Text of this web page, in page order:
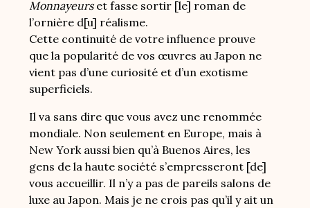
Monnayeurset fasse sortir [le] roman de
l’ornière d[u] réalisme.
Cette continuité de votre influence prouve
que la popularité de vos œuvres au Japon ne
vient pas d’une curiosité et d’un exotisme
superficiels.
Il va sans dire que vous avez une renommée
mondiale. Non seulement en Europe, mais à
New York aussi bien qu’à Buenos Aires, les
gens de la haute société s’empresseront [de]
vous accueillir. Il n’y a pas de pareils salons de
luxe au Japon. Mais je ne crois pas qu’il y ait un